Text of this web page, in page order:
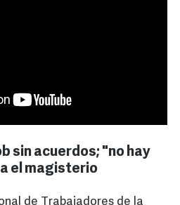
sin acuerdos; "no hay
el magisterio
de Trabajadores de la